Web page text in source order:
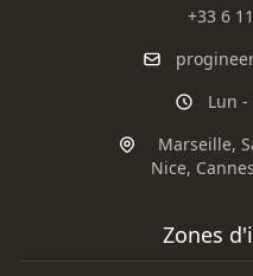
+33 6
Lun -
Marseille,
Nice, Cannes
Zones